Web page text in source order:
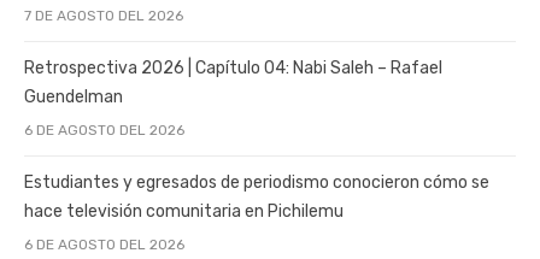
7 DE AGOSTO DEL 2026
Retrospectiva 2026 | Capítulo 04: Nabi Saleh – Rafael
Guendelman
6 DE AGOSTO DEL 2026
Estudiantes y egresados de periodismo conocieron cómo se
hace televisión comunitaria en Pichilemu
6 DE AGOSTO DEL 2026